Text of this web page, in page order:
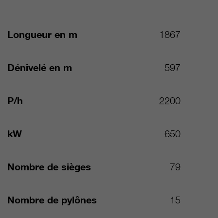
Longueur en m 1867
Dénivelé en m 597
P/h 2200
kW 650
Nombre de sièges 79
Nombre de pylônes 15